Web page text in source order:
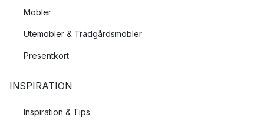
Möbler
Utemöbler & Trädgårdsmöbler
Presentkort
INSPIRATION
Inspiration & Tips